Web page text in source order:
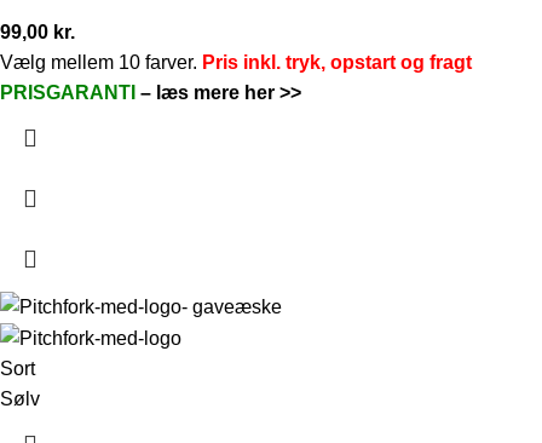
99,00 kr.
Vælg mellem 10 farver. Pris inkl. tryk, opstart og fragt
PRISGARANTI – læs mere her >>
Sort
Sølv